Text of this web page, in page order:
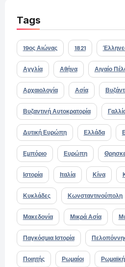
Tags
19ος Αιώνας 1821
Αγγλία Αθήνα Αιγαίο
Αρχαιολογία Ασία
Βυζαντινή Αυτοκρατορία
Δυτική Ευρώπη Ελλάδα
Εμπόριο Ευρώπη
Ιστορία Ιταλία Κίνα
Κυκλάδες Κωνσταντινούπολη
Μακεδονία Μικρά Ασία
Παγκόσμια Ιστορία
Ποιητής Ρωμαίοι